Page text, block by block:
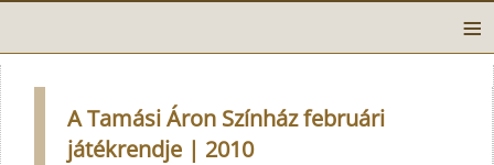
≡
A Tamási Áron Színház februári
játékrendje | 2010